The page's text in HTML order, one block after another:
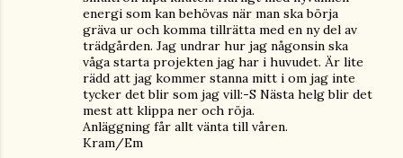
energi som kan behövas när man ska börja
gräva ur och komma tillrätta med en ny del av
trädgården. Jag undrar hur jag någonsin ska
våga starta projekten jag har i huvudet. Är lite
rädd att jag kommer stanna mitt i om jag inte
tycker det blir som jag vill:-S Nästa helg blir det
mest att klippa ner och röja.
Anläggning får allt vänta till våren.
Kram/Em